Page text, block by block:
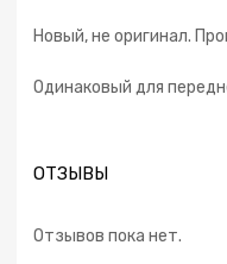
Новый, не оригинал.
Одинаковый для
ОТЗЫВЫ
Отзывов пока нет.